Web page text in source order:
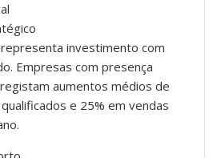
investimento com
Empresas com presença
aumentos médios de
e 25% em vendas